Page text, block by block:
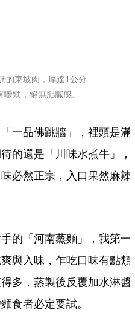
的東坡肉，厚達1公分
勁，絕無肥膩感。
一品佛跳牆」，裡頭是滿
的還是「川味水煮牛」，
必然正宗，入口果然麻辣
的「河南蒸麵」，我第一
與入味，乍吃口味有點類
多，蒸製後反覆加水淋醬
食者必定要試。